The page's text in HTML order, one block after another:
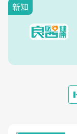
新知